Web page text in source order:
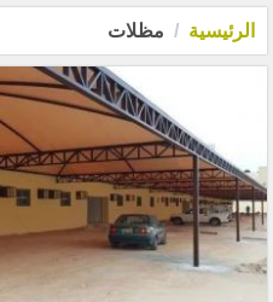
الرئيسية مظلات